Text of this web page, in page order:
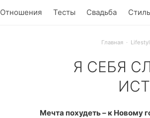
Отношения Тесты Свадьба
Главная
Я СЕБЯ
20, 50, 90 килограммов за
Мечта похудеть – к Новому